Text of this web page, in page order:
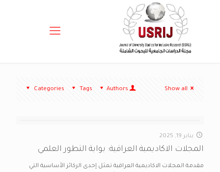
Categories Tags Authors Show all
يناير 19, 2025
المجلات الاكاديمية العراقية: بوابة التطور العلمي
مقدمة المجلات الاكاديمية العراقية تمثل إحدى الركائز الأساسية التي